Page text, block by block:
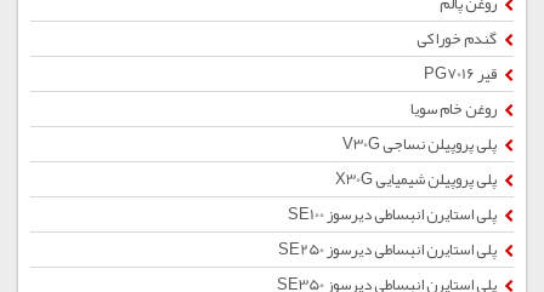
گندم خوراکی
قیر PG7016
روغن خام سویا
پلی پروپیلن نساجی V30G
پلی پروپیلن شیمیایی X30G
پلی استایرن انبساطی دیرسوز SE100
پلی استایرن انبساطی دیرسوز SE250
پلی استایرن انبساطی دیرسوز SE350